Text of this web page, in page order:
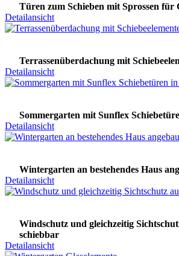
Türen zum Schieben mit Sprossen für
Detailansicht
Terrassenüberdachung mit
Detailansicht
Sommergarten mit Sunflex
Detailansicht
Wintergarten an bestehendes Haus
Detailansicht
Windschutz und gleichzeitig
schiebbar
Detailansicht